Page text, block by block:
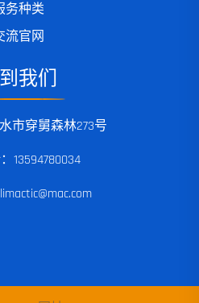
务种类
流官网
我们
市穿舅森林273号
13594780034